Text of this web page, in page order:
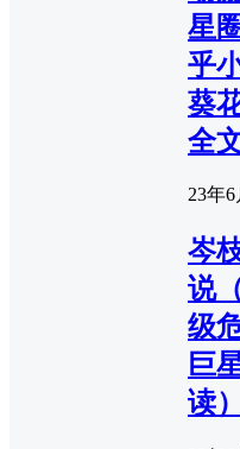
星
乎
葵
全
23年6
岑
说
级
巨
读）